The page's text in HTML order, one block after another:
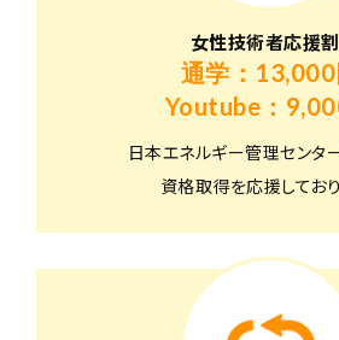
女性技術者応援割
通学：13,000
Youtube：
日本エネルギー管理センタ
資格取得を応援しており